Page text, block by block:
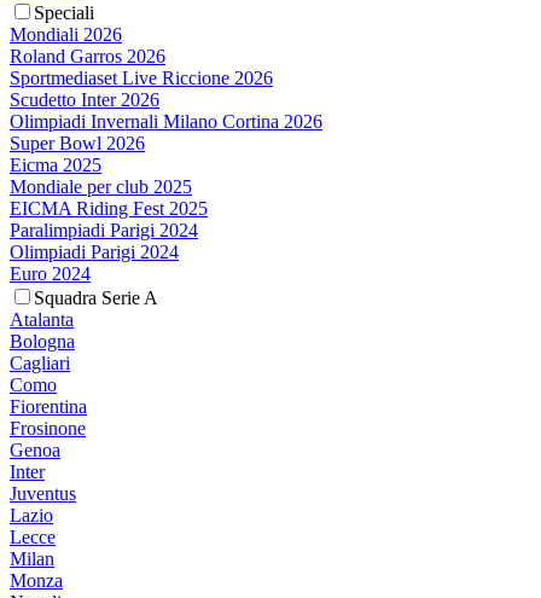
Speciali
Mondiali 2026
Roland Garros 2026
Sportmediaset Live Riccione 2026
Scudetto Inter 2026
Olimpiadi Invernali Milano Cortina 2026
Super Bowl 2026
Eicma 2025
Mondiale per club 2025
EICMA Riding Fest 2025
Paralimpiadi Parigi 2024
Olimpiadi Parigi 2024
Euro 2024
Squadra Serie A
Atalanta
Bologna
Cagliari
Como
Fiorentina
Frosinone
Genoa
Inter
Juventus
Lazio
Lecce
Milan
Monza